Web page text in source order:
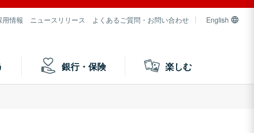
用情報 ニュースリリース よくあるご質問・お問い合わせ English
銀行・保険 楽しむ